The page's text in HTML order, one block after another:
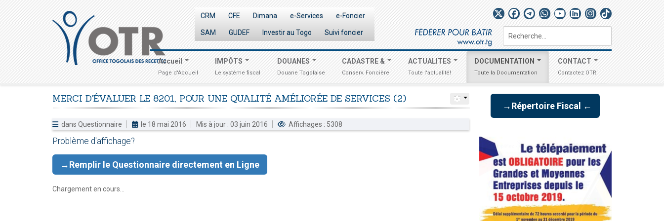
CRM CFE Dimana e-Services e-Foncier
SAM GUDEF Investir au Togo Suivi foncier Rechercher
Accueil
Page d'Accueil
IMPÔTS
Le système fiscal
DOUANES
Douane Togolaise
CADASTRE &
Conserv. Foncière
ACTUALITES
Toute l'actualité!
DOCUMENTATION
Toute la Documentation
CONTACT
Contactez OTR
MERCI D'ÉVALUER LE 8201, POUR UNE QUALITÉ AMÉLIORÉE DE SERVICES (2)
dans Questionnaire le 18 mai 2016 Mis à jour : 03 juin 2016 Affichages : 5308
Problème d'affichage?
→Remplir le Questionnaire directement en Ligne
Chargement en cours...
→Répertoire Fiscal ←